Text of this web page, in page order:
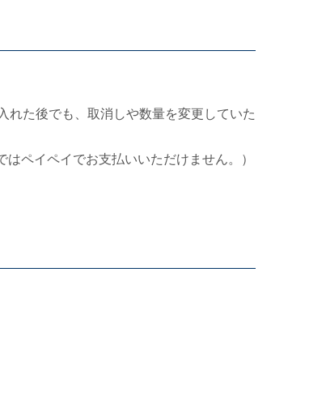
れた後でも、取消しや数量を変更していた
ペイペイでお支払いいただけません。）